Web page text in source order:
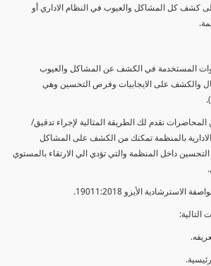
كشف كل المشاكل والعيوب في النظام الاداري أو
المستخدمة في الكشف عن المشاكل والعيوب
والكشف على الايجابيات وفرص التحسين وهي
نقدم لك الطريقة المثالية لإجراء تدقيق/
بالمنظمة تمكنك من الكشف على المشاكل
داخل المنظمة والتي تؤدي الي الارتقاء بالمستوي
الأيزو 19011:2018.